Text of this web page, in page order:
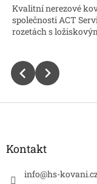
Kvalitní nerezové
společnosti ACT
rozetách s
Z
Kontakt
info@hs-